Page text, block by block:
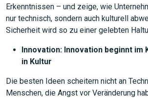
Erkenntnissen – und zeige, wie
nur technisch, sondern auch kulturell
Sicherheit wird so zu einer gelebten
Innovation: Innovation beginnt im
in Kultur
Die besten Ideen scheitern nicht an
Menschen, die Angst vor Veränderung